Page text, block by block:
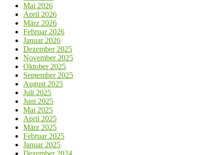
Mai 2026
April 2026
März 2026
Februar 2026
Januar 2026
Dezember 2025
November 2025
Oktober 2025
September 2025
August 2025
Juli 2025
Juni 2025
Mai 2025
April 2025
März 2025
Februar 2025
Januar 2025
Dezember 2024